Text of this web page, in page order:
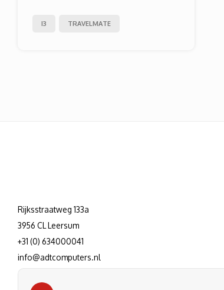
I3 TRAVELMATE
Rijksstraatweg 133a
3956 CL Leersum
+31 (0) 634000041
info@adtcomputers.nl